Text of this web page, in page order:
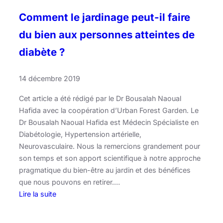
Comment le jardinage peut-il faire
du bien aux personnes atteintes de
diabète ?
14 décembre 2019
Cet article a été rédigé par le Dr Bousalah Naoual
Hafida avec la coopération d’Urban Forest Garden. Le
Dr Bousalah Naoual Hafida est Médecin Spécialiste en
Diabétologie, Hypertension artérielle,
Neurovasculaire. Nous la remercions grandement pour
son temps et son apport scientifique à notre approche
pragmatique du bien-être au jardin et des bénéfices
que nous pouvons en retirer.…
Lire la suite